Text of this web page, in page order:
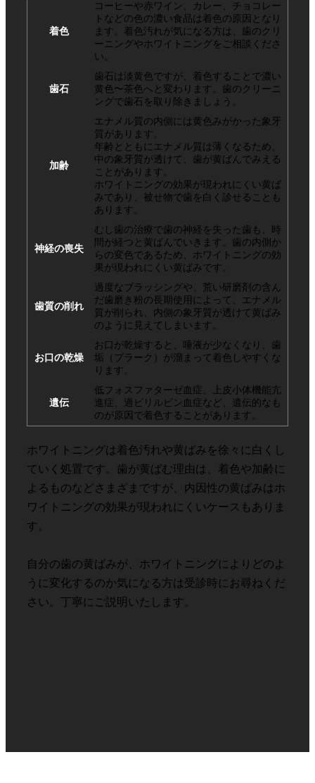
着色
コーヒーや赤ワイン、カレー、チョコレー
トなどの色の濃い食品は着色の原因となり
ます。着色汚れが気になる方は、歯のクリ
ーニングやホワイトニングをご相談くださ
い。
歯石
歯石は淡黄色ですが、着色することで濃い
黄色〜茶色へと変わります。歯のクリーニ
ングで歯石を取り除きましょう。
加齢
エナメル質の内側には黄色みがかった象牙
質があります。
年齢とともにエナメル質は薄くなるため、
中の象牙質が透けて、歯が黄ばんでみえる
ことがあります。
ホワイトニングの効果が現われにくい黄ば
みであり、被せ物で歯を白く診せることも
あります。
神経の喪失
むし歯の治療で歯の神経を失った歯も、時
間が経つと黄ばんでいきます。歯の内側か
らの変色であるため、ホワイトニングの効
果が現われにくい黄ばみです。
歯質の削れ
過度なブラッシングや、荒い研磨剤の含ん
だ歯磨き粉の長期使用によって、エナメル
質が削られ、内側の象牙質が透けて黄ばみ
のように見えてしまいます。
お口の乾燥
お口が乾燥すると、唾液が少なくなり、歯
垢（プラーク）が溜まって着色しやすくな
ります。
遺伝
低フォスファターゼ血症、上皮小体機能亢
進症、過ビリルビン血症など、遺伝的なも
のが原因で着色することがあります。
ホワイトニングは着色汚れや黄ばみを徐々に白くし
ていく処置です。歯が黄ばむ理由は、着色や加齢に
よるものなどさまざまですが、内因性の黄ばみはホ
ワイトニングの効果が現われにくいケースもありま
す。
自分の歯の黄ばみが、ホワイトニングによりどのよ
うに変化するのか気になる方は受診時にお尋ねくだ
さい。丁寧にご説明いたします。